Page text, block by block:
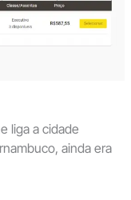
liga a cidade
ainda era